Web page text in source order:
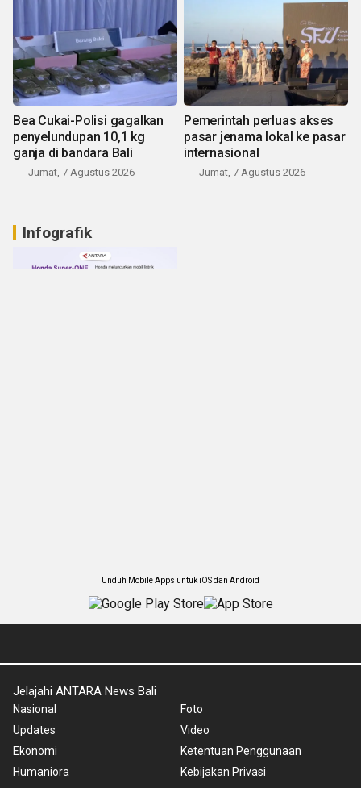
Bea Cukai-Polisi gagalkan
penyelundupan 10,1 kg
ganja di bandara Bali
Jumat, 7 Agustus 2026
Pemerintah perluas akses
pasar jenama lokal ke pasar
internasional
Jumat, 7 Agustus 2026
Infografik
Unduh Mobile Apps untuk iOS dan Android
Jelajahi ANTARA News Bali
Nasional
Updates
Ekonomi
Humaniora
Foto
Video
Ketentuan Penggunaan
Kebijakan Privasi